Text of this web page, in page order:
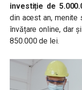
investiție de
din acest an,
învățare online, dar
850.000 de lei.